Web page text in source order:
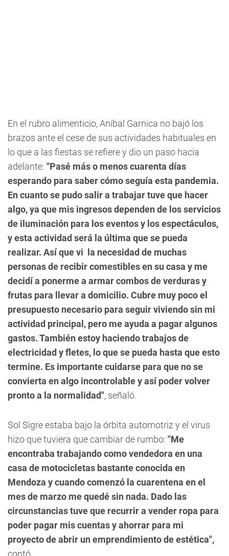
En el rubro alimenticio,Aníbal Garnica no bajó los
brazos ante el cese de sus actividades habituales en
lo que a las fiestas se refiere y dio un paso hacia
adelante: "Pasé más o menos cuarenta días
esperando para saber cómo seguía esta pandemia.
En cuanto se pudo salir a trabajar tuve que hacer
algo, ya que mis ingresos dependen de los servicios
de iluminación para los eventos y los espectáculos,
y esta actividad será la última que se pueda
realizar. Así quevi la necesidad de muchas
personas de recibir comestibles en su casa y me
decidí a ponerme a armar combos de verduras y
frutas para llevar a domicilio. Cubre muy poco el
presupuesto necesario para seguir viviendo sin mi
actividad principal, pero me ayuda a pagar algunos
gastos. También estoy haciendo trabajos de
electricidad y fletes, lo que se pueda hasta que esto
termine. Es importante cuidarse para que no se
convierta en algo incontrolable y así poder volver
pronto a la normalidad", señaló.
Sol Sigreestaba bajo la órbita automotriz y el virus
hizo que tuviera que cambiar de rumbo: "Me
encontraba trabajando como vendedora en una
casa de motocicletas bastante conocida en
Mendoza y cuando comenzó la cuarentena en el
mes de marzo me quedé sin nada. Dado las
circunstancias tuve que recurrir a vender ropa para
poder pagar mis cuentas y ahorrar para mi
proyecto de abrir un emprendimiento de estética",
contó.